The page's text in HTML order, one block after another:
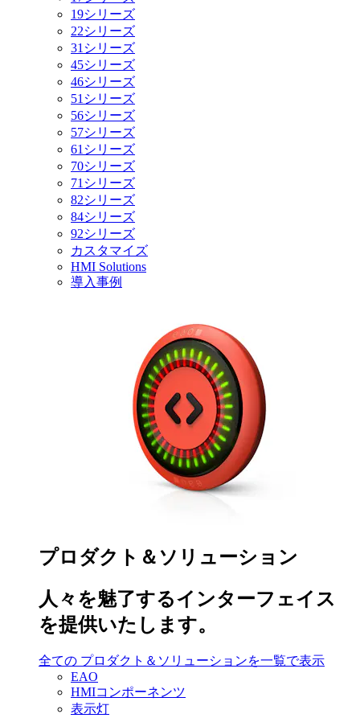
19シリーズ
22シリーズ
31シリーズ
45シリーズ
46シリーズ
51シリーズ
56シリーズ
57シリーズ
61シリーズ
70シリーズ
71シリーズ
82シリーズ
84シリーズ
92シリーズ
カスタマイズ
HMI Solutions
導入事例
プロダクト＆ソリューション
人々を魅了するインターフェイス
を提供いたします。
全ての プロダクト＆ソリューションを一覧で表示
EAO
HMIコンポーネンツ
表示灯